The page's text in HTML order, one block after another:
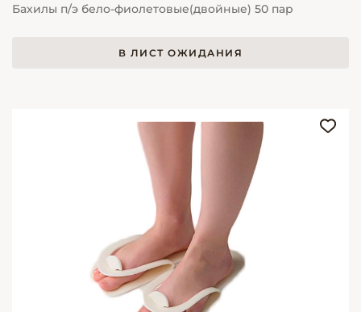
Бахилы п/э бело-фиолетовые(двойные) 50 пар
В ЛИСТ ОЖИДАНИЯ